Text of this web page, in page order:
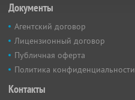
Документы
Агентский договор
Лицензионный договор
Публичная оферта
Политика конфиденциальности
Контакты